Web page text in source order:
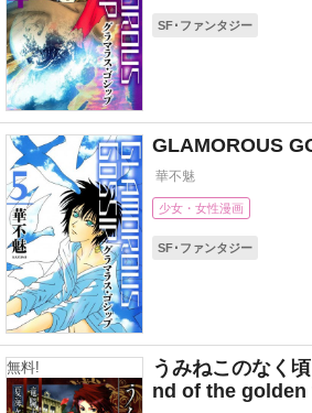
SF･ファンタジー
GLAMOROUS
華不魅
少女・女性漫画
SF･ファンタジー
無料!
うみねこのなく
nd of the golden